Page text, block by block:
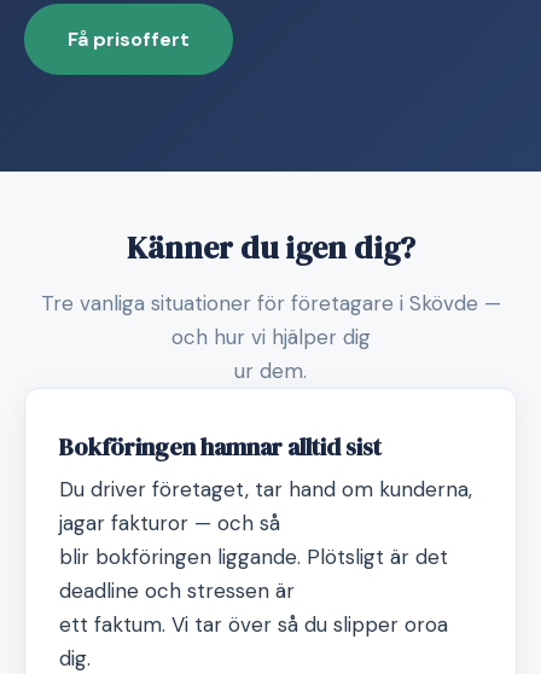
Få prisoffert
Känner du igen dig?
Tre vanliga situationer för företagare i Skövde —
och hur vi hjälper dig
ur dem.
Bokföringen hamnar alltid sist
Du driver företaget, tar hand om kunderna,
jagar fakturor — och så
blir bokföringen liggande. Plötsligt är det
deadline och stressen är
ett faktum. Vi tar över så du slipper oroa
dig.